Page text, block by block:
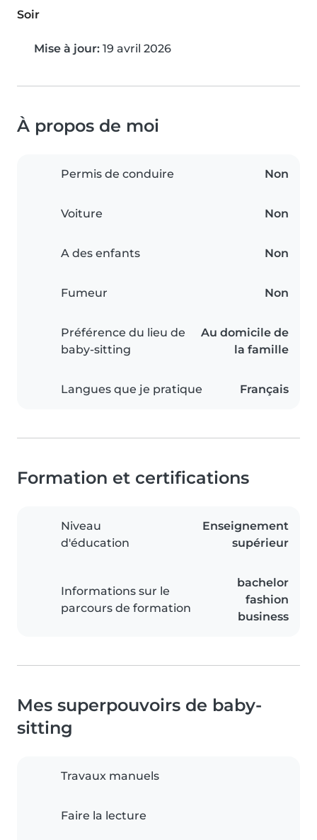
Soir
Mise à jour: 19 avril 2026
À propos de moi
Permis de conduire Non
Voiture Non
A des enfants Non
Fumeur Non
Préférence du lieu de
baby-sitting
Au domicile de
la famille
Langues que je pratique Français
Formation et certifications
Niveau
d'éducation
Enseignement
supérieur
Informations sur le
parcours de formation
bachelor
fashion
business
Mes superpouvoirs de baby-
sitting
Travaux manuels
Faire la lecture